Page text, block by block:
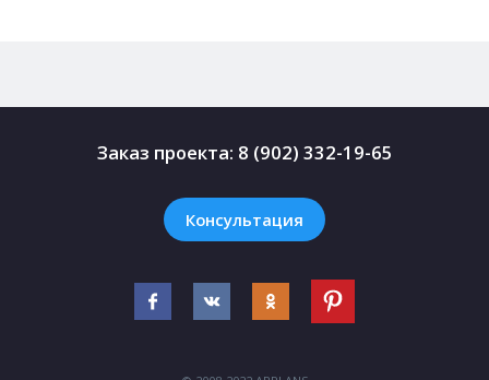
Заказ проекта: 8 (902) 332-19-65
Консультация